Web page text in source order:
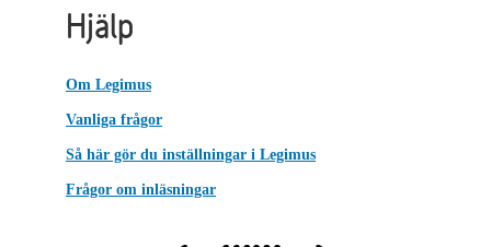
Hjälp
Om Legimus
Vanliga frågor
Så här gör du inställningar i Legimus
Frågor om inläsningar